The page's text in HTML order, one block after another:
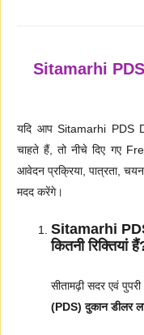
Sitamarhi
यदि आप Sitamarhi PDS
चाहते हैं, तो नीचे दिए गए
आवेदन प्रक्रिया, पात्रता,
मदद करेंगे।
Sitamarhi
कितनी रिक्तियां
सीतामढ़ी सदर एवं
(PDS) दुकान डीलर